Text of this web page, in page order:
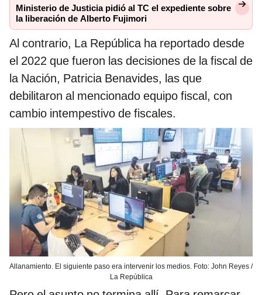
Ministerio de Justicia pidió al TC el expediente sobre
la liberación de Alberto Fujimori
Al contrario, La República ha reportado desde
el 2022 que fueron las decisiones de la fiscal de
la Nación, Patricia Benavides, las que
debilitaron al mencionado equipo fiscal, con
cambio intempestivo de fiscales.
Allanamiento. El siguiente paso era intervenir los medios. Foto: John Reyes /
La República